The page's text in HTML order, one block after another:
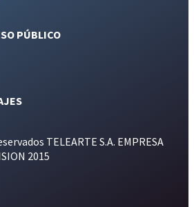
PÚBLICO
TELEARTE S.A. EMPRESA
2015